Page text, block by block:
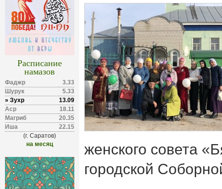
Расписание
намазов
Фаджр
3.33
Шурук
5.33
» Зухр
13.09
Аср
18.11
Магриб
20.35
Иша
22.15
(г. Саратов)
на месяц
женского совета
городской